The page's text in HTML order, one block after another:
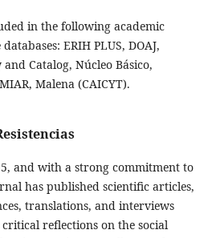
in the following academic
ERIH PLUS, DOAJ,
Catalog, Núcleo Básico,
Malena (CAICYT).
and with a strong commitment to
has published scientific articles,
translations, and interviews
reflections on the social